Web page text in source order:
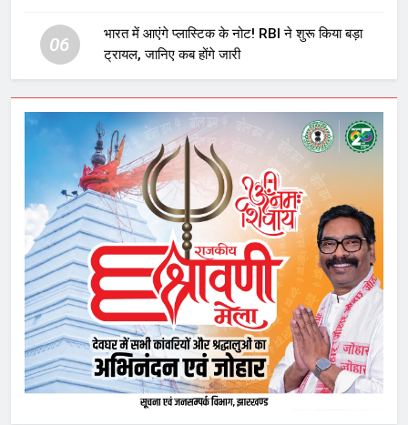
06
भारत में आएंगे प्लास्टिक के नोट! RBI ने शुरू किया बड़ा
ट्रायल, जानिए कब होंगे जारी